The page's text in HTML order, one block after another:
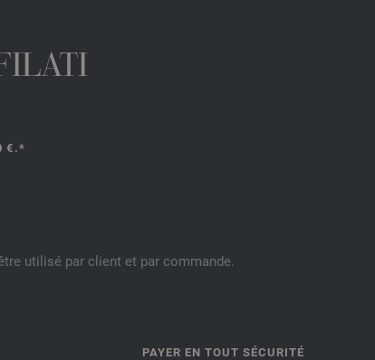
€.*
utilisé par client et par commande.
PAYER EN TOUT SÉCURITÉ